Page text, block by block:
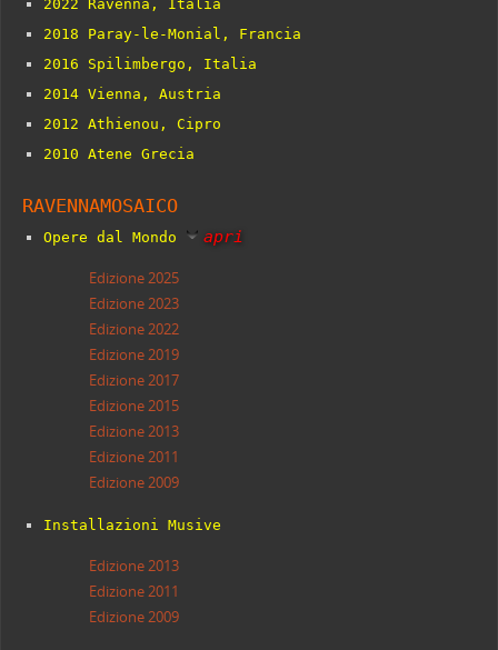
2022 Ravenna, Italia
2018 Paray-le-Monial, Francia
2016 Spilimbergo, Italia
2014 Vienna, Austria
2012 Athienou, Cipro
2010 Atene Grecia
RAVENNAMOSAICO
Opere dal Mondo apri
Edizione 2025
Edizione 2023
Edizione 2022
Edizione 2019
Edizione 2017
Edizione 2015
Edizione 2013
Edizione 2011
Edizione 2009
Installazioni Musive
Edizione 2013
Edizione 2011
Edizione 2009